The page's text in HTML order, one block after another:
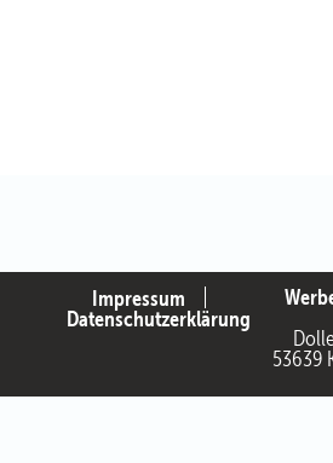
Impressum
Datenschutzerklärung
53639